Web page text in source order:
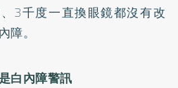
3千度一直換眼鏡都沒有改
障。
白內障警訊